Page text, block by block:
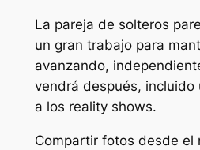
La pareja de solteros
un gran trabajo para
avanzando,
vendrá después, incluido
a los reality shows.
Compartir fotos desde el